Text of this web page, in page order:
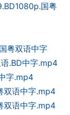
国粤
粤双语中字
.BD中字.mp4
字.mp4
双语中字.mp4
双语中字.mp4